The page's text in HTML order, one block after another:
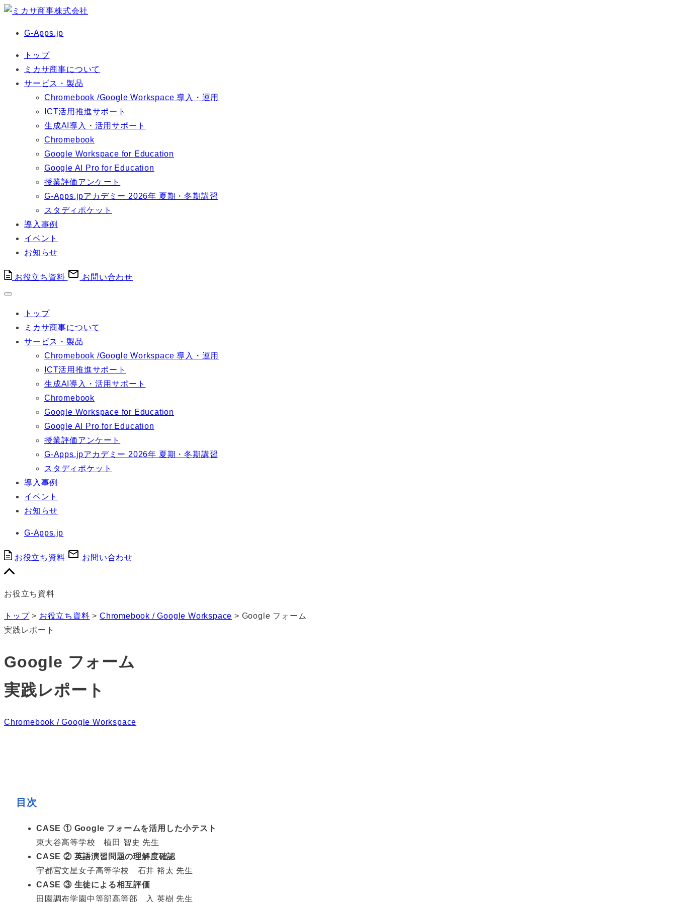
G-Apps.jp
トップ
ミカサ商事について
サービス・製品
Chromebook /Google Workspace 導入・運用
ICT活用推進サポート
生成AI導入・活用サポート
Chromebook
Google Workspace for Education
Google AI Pro for Education
授業評価アンケート
G-Apps.jpアカデミー 2026年 夏期・冬期講習
スタディポケット
導入事例
イベント
お知らせ
お役立ち資料 お問い合わせ
トップ
ミカサ商事について
サービス・製品
Chromebook /Google Workspace 導入・運用
ICT活用推進サポート
生成AI導入・活用サポート
Chromebook
Google Workspace for Education
Google AI Pro for Education
授業評価アンケート
G-Apps.jpアカデミー 2026年 夏期・冬期講習
スタディポケット
導入事例
イベント
お知らせ
G-Apps.jp
お役立ち資料 お問い合わせ
お役立ち資料
トップ> お役立ち資料 >Chromebook / Google Workspace > Google フォーム
実践レポート
Google フォーム
実践レポート
Chromebook / Google Workspace
目次
CASE ① Google フォームを活用した小テスト
東大谷高等学校 植田 智史 先生
CASE ② 英語演習問題の理解度確認
宇都宮文星女子高等学校 石井 裕太 先生
CASE ③ 生徒による相互評価
田園調布学園中等部高等部 入 英樹 先生